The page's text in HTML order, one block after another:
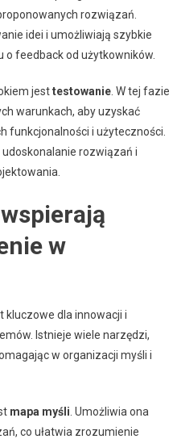
rozwiązań.
idei i umożliwiają szybkie
feedback od użytkowników.
jesttestowanie. W tej fazie
warunkach, aby uzyskać
funkcjonalności i użyteczności.
rozwiązań i
w
kluczowe dla innowacji i
Istnieje wiele narzędzi,
w organizacji myśli i
mapa myśli . Umożliwia ona
co ułatwia zrozumienie